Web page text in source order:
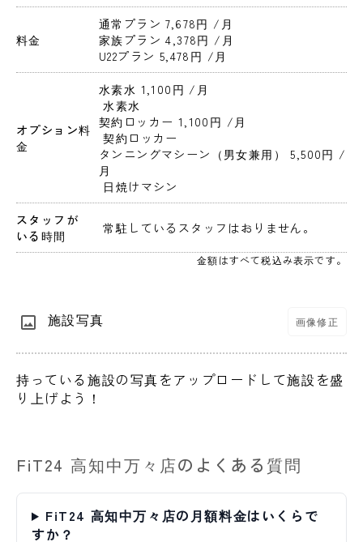
料金
通常プラン 7,678円 /月
家族プラン 4,378円 /月
U22プラン 5,478円 /月
オプション料
金
水素水 1,100円 /月
水素水
契約ロッカー 1,100円 /月
契約ロッカー
タンニングマシーン（男女兼用） 5,500円 /
月
日焼けマシン
スタッフが
いる時間
常駐しているスタッフはおりません。
金額はすべて税込み表示です。
施設写真 画像修正
持っている施設の写真をアップロードして施設を盛
り上げよう！
FiT24 高知中万々店のよくある質問
FiT24 高知中万々店の月額料金はいくらで
すか？